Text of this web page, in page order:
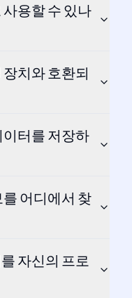
용할 수 있나
치와 호환되
이터를 저장하
어디에서 찾
자신의 프로